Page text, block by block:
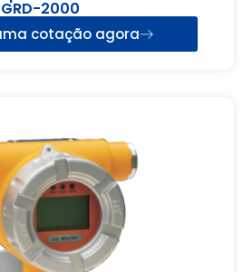
GRD-2000
cotação agora